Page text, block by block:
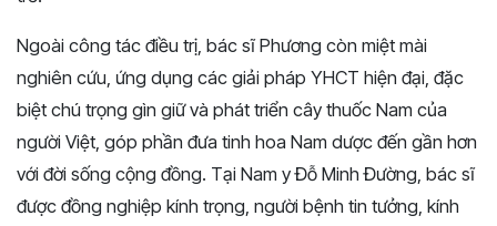
Ngoài công tác điều trị, bác sĩ Phương còn miệt mài
nghiên cứu, ứng dụng các giải pháp YHCT hiện đại, đặc
biệt chú trọng gìn giữ và phát triển cây thuốc Nam của
người Việt, góp phần đưa tinh hoa Nam dược đến gần hơn
với đời sống cộng đồng. Tại Nam y Đỗ Minh Đường, bác sĩ
được đồng nghiệp kính trọng, người bệnh tin tưởng, kính